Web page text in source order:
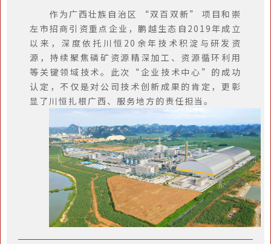
作为广西壮族自治区 “双百双新” 项目和崇
左市招商引资重点企业，鹏越生态自2019年成立
以来，深度依托川恒20余年技术积淀与研发资
源， 持续聚焦磷矿资源精深加工、资源循环利用
等关键领域技术。
此次“企业技术中心”的成功
认定，不仅是对公司技术创新成果的肯定，更彰
显了川恒扎根广西、服务地方的责任担当。